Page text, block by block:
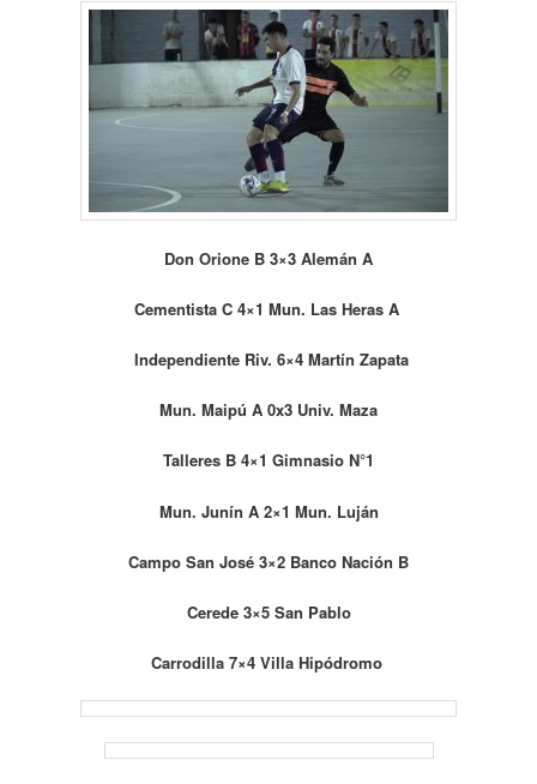
Don Orione B 3×3 Alemán A
Cementista C 4×1 Mun. Las Heras A
Independiente Riv. 6×4 Martín Zapata
Mun. Maipú A 0x3 Univ. Maza
Talleres B 4×1 Gimnasio N°1
Mun. Junín A 2×1 Mun. Luján
Campo San José 3×2 Banco Nación B
Cerede 3×5 San Pablo
Carrodilla 7×4 Villa Hipódromo